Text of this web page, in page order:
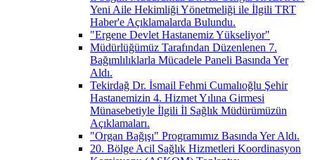
Yeni Aile Hekimliği Yönetmeliği ile İlgili TRT
Haber'e Açıklamalarda Bulundu.
"Ergene Devlet Hastanemiz Yükseliyor"
Müdürlüğümüz Tarafından Düzenlenen 7.
Bağımlılıklarla Mücadele Paneli Basında Yer
Aldı.
Tekirdağ Dr. İsmail Fehmi Cumalıoğlu Şehir
Hastanemizin 4. Hizmet Yılına Girmesi
Münasebetiyle İlgili İl Sağlık Müdürümüzün
Açıklamaları.
"Organ Bağışı" Programımız Basında Yer Aldı.
20. Bölge Acil Sağlık Hizmetleri Koordinasyon